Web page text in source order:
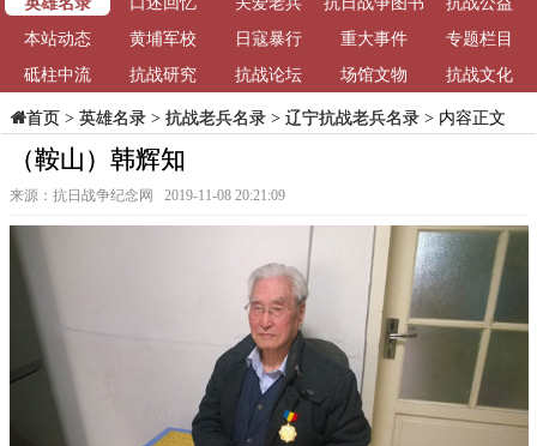
馆
本站动态
黄埔军校 日寇暴行 重大事件
专题栏目
砥柱中流
抗战研究 抗战论坛 场馆文物 抗战文化
首页> 英雄名录> 抗战老兵名录> 辽宁抗战老兵名录> 内容正文
（鞍山）韩辉知
来源：抗日战争纪念网 2019-11-08 20:21:09